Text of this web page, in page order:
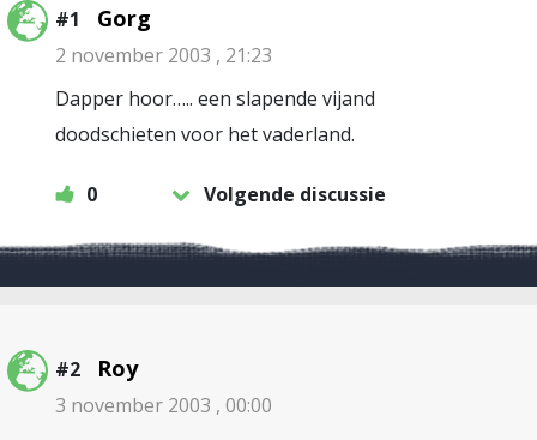
#1 Gorg
2 november 2003 , 21:23
Dapper hoor….. een slapende vijand
doodschieten voor het vaderland.
0 Volgende discussie
#2 Roy
3 november 2003 , 00:00